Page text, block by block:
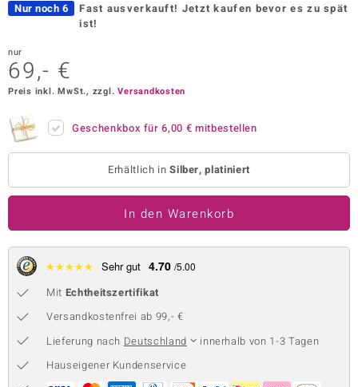
BY DE MELO
Collection
Nur noch 6 Fast ausverkauft! Jetzt kaufen bevor es zu spät
ist!
nur
69,- €
Preis inkl. MwSt., zzgl.Versandkosten
Geschenkbox für6,00 € mitbestellen
Erhältlich inSilber, platiniert
In den Warenkorb
★★★★★ Sehr gut 4.70 /5.00
Mit Echtheitszertifikat
Versandkostenfrei ab 99,- €
Lieferung nach Deutschland
innerhalb von 1-3 Tagen
Hauseigener Kundenservice